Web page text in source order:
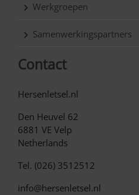
Werkgroepen
Samenwerkingspartners
Contact
Hersenletsel.nl
Den Heuvel 62
6881 VE Velp
Netherlands
Tel. (026) 3512512
info@hersenletsel.nl